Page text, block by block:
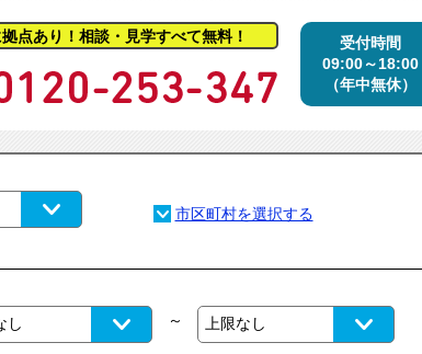
点あり！相談・見学すべて無料！
受付時間
09:00～18:00
（年中無休）
～